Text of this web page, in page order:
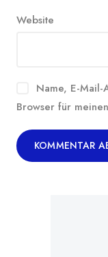
Website
Name, E-
Browser für